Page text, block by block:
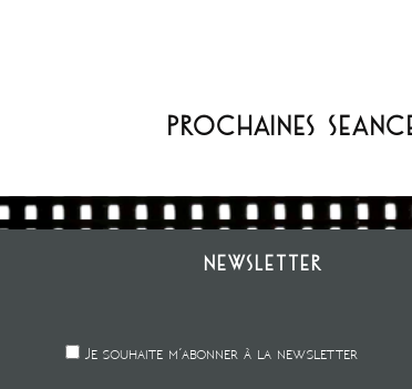
Prochaines
Newsletter
Je souhaite m'abonner à la newsletter